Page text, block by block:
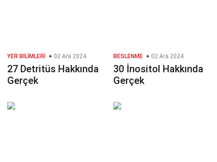
YER BILIMLERI 02 Ara 2024
27 Detritüs Hakkında
Gerçek
BESLENME 02 Ara 2024
30 İnositol Hakkında
Gerçek